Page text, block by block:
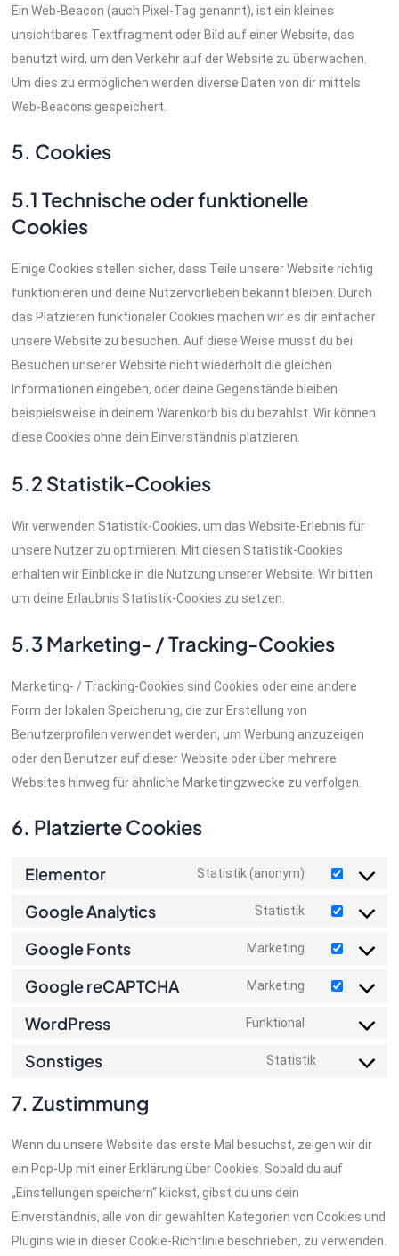
Ein Web-Beacon (auch Pixel-Tag genannt), ist ein kleines
unsichtbares Textfragment oder Bild auf einer Website, das
benutzt wird, um den Verkehr auf der Website zu überwachen.
Um dies zu ermöglichen werden diverse Daten von dir mittels
Web-Beacons gespeichert.
5. Cookies
5.1 Technische oder funktionelle
Cookies
Einige Cookies stellen sicher, dass Teile unserer Website richtig
funktionieren und deine Nutzervorlieben bekannt bleiben. Durch
das Platzieren funktionaler Cookies machen wir es dir einfacher
unsere Website zu besuchen. Auf diese Weise musst du bei
Besuchen unserer Website nicht wiederholt die gleichen
Informationen eingeben, oder deine Gegenstände bleiben
beispielsweise in deinem Warenkorb bis du bezahlst. Wir können
diese Cookies ohne dein Einverständnis platzieren.
5.2 Statistik-Cookies
Wir verwenden Statistik-Cookies, um das Website-Erlebnis für
unsere Nutzer zu optimieren. Mit diesen Statistik-Cookies
erhalten wir Einblicke in die Nutzung unserer Website. Wir bitten
um deine Erlaubnis Statistik-Cookies zu setzen.
5.3 Marketing- / Tracking-Cookies
Marketing- / Tracking-Cookies sind Cookies oder eine andere
Form der lokalen Speicherung, die zur Erstellung von
Benutzerprofilen verwendet werden, um Werbung anzuzeigen
oder den Benutzer auf dieser Website oder über mehrere
Websites hinweg für ähnliche Marketingzwecke zu verfolgen.
6. Platzierte Cookies
Elementor Statistik (anonym)
Google Analytics Statistik
Google Fonts Marketing
Google reCAPTCHA Marketing
WordPress Funktional
Sonstiges Statistik
7. Zustimmung
Wenn du unsere Website das erste Mal besuchst, zeigen wir dir
ein Pop-Up mit einer Erklärung über Cookies. Sobald du auf
„Einstellungen speichern“ klickst, gibst du uns dein
Einverständnis, alle von dir gewählten Kategorien von Cookies und
Plugins wie in dieser Cookie-Richtlinie beschrieben, zu verwenden.